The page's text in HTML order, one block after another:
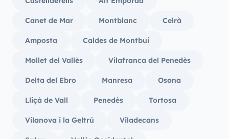
Canet de Mar Montblanc Celrà
Amposta Caldes de Montbui
Mollet del Vallès Vilafranca del Penedès
Delta del Ebro Manresa Osona
Lliçà de Vall Penedès Tortosa
Vilanova i la Geltrú Viladecans